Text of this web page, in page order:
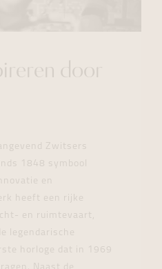
door
Zwitsers
1848 symbool
en
heeft een rijke
en ruimtevaart,
legendarische
horloge dat in 1969